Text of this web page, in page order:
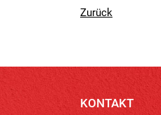
Zurück
KONTAKT